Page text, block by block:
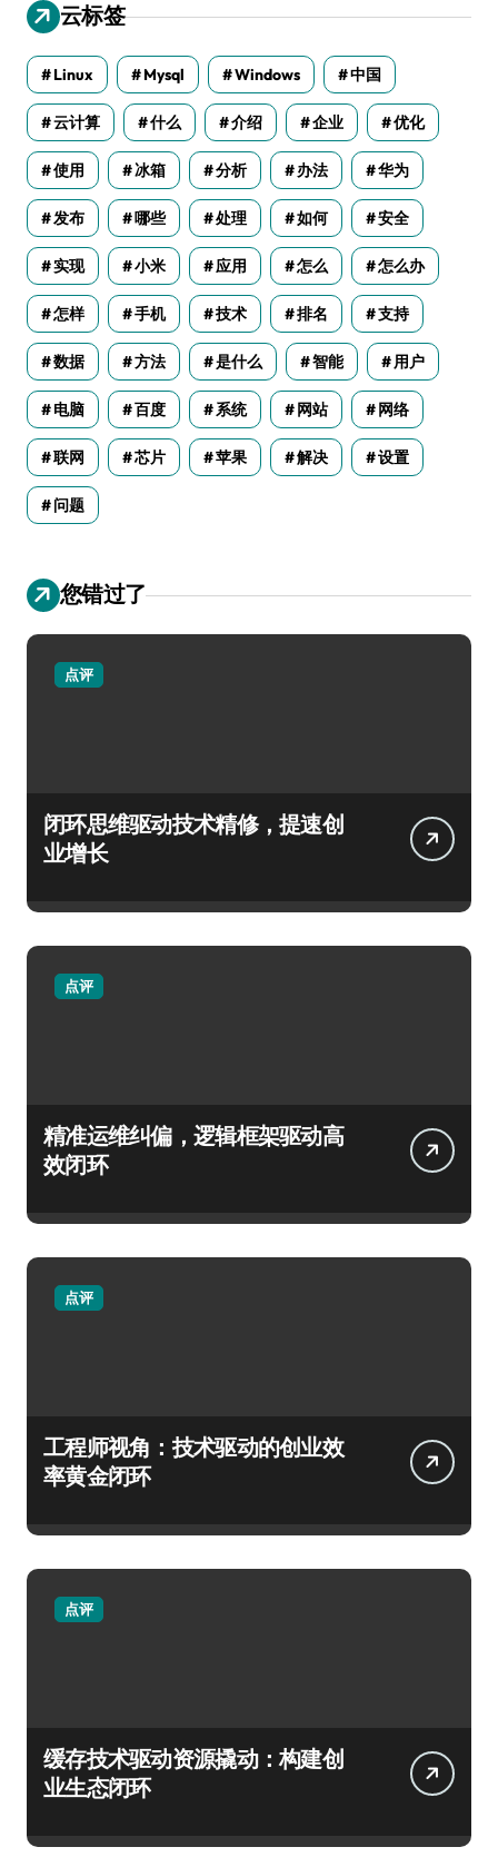
云标签
Linux Mysql Windows 中国
云计算 什么 介绍 企业 优化
使用 冰箱 分析 办法 华为
发布 哪些 处理 如何 安全
实现 小米 应用 怎么 怎么办
怎样 手机 技术 排名 支持
数据 方法 是什么 智能 用户
电脑 百度 系统 网站 网络
联网 芯片 苹果 解决 设置
问题
您错过了
点评
闭环思维驱动技术精修，提速创
业增长
点评
精准运维纠偏，逻辑框架驱动高
效闭环
点评
工程师视角：技术驱动的创业效
率黄金闭环
点评
缓存技术驱动资源撬动：构建创
业生态闭环